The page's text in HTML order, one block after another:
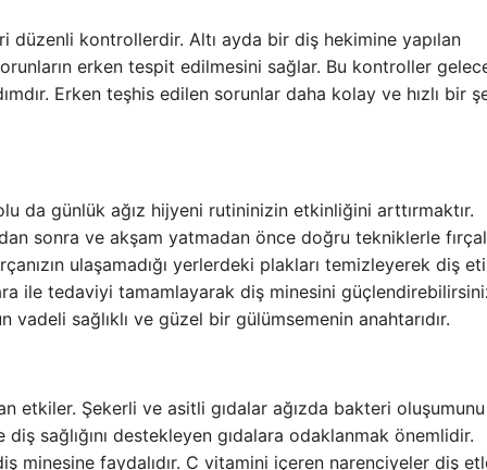
düzenli kontrollerdir. Altı ayda bir diş hekimine yapılan
erken tespit edilmesini sağlar. Bu kontroller
Erken teşhis edilen sorunlar daha kolay ve hızlı bir
da günlük ağız hijyeni rutininizin etkinliğini arttırmaktır.
sonra ve akşam yatmadan önce doğru tekniklerle
ulaşamadığı yerlerdeki plakları temizleyerek diş eti
ile tedaviyi tamamlayarak diş minesini
sağlıklı ve güzel bir gülümsemenin anahtarıdır.
etkiler. Şekerli ve asitli gıdalar ağızda bakteri oluşumunu
sağlığını destekleyen gıdalara odaklanmak önemlidir.
minesine faydalıdır. C vitamini içeren narenciyeler diş